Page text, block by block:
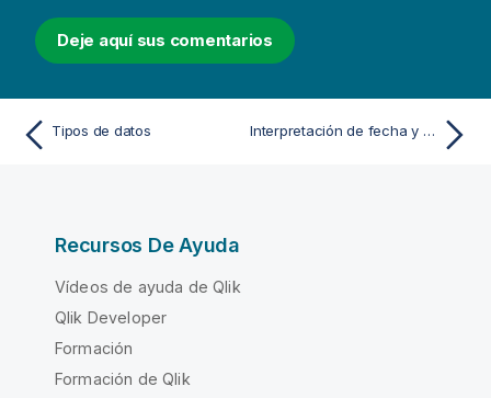
Deje aquí sus comentarios
Tipos de datos Interpretación de fecha y hora
Recursos De Ayuda
Vídeos de ayuda de Qlik
Qlik Developer
Formación
Formación de Qlik